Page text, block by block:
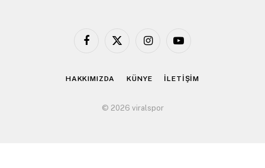
Facebook
X
InstagramYouTube
HAKKIMIZDA KÜNYE İLETİŞİM
© 2026 viralspor